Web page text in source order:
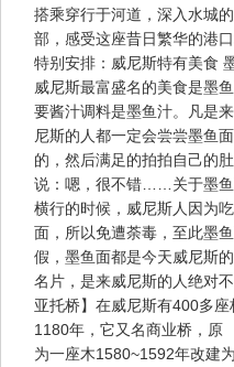
搭乘穿行于河道，深入水城
部，感受这座昔日繁华的港口
特别安排：威尼斯特有美食
威尼斯最富盛名的美食是墨
要酱汁调料是墨鱼汁。凡是
尼斯的人都一定会尝尝墨鱼
的，然后满足的拍拍自己的
说：嗯，很不错……关于墨鱼
横行的时候，威尼斯人因为
面，所以免遭荼毒，至此墨
假，墨鱼面都是今天威尼斯
名片，是来威尼斯的人绝对
亚托桥】在威尼斯有400多
1180年，它又名商业桥，原
为一座木1580~1592年改建